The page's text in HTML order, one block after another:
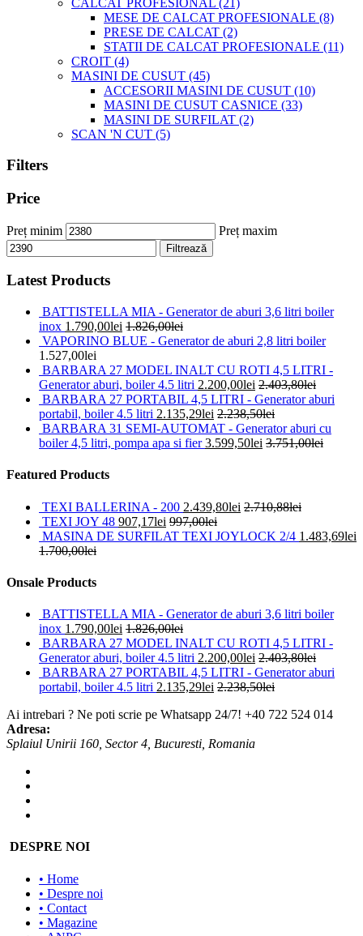
MESE DE CALCAT PROFESIONALE (8)
PRESE DE CALCAT (2)
STATII DE CALCAT PROFESIONALE (11)
CROIT (4)
MASINI DE CUSUT (45)
ACCESORII MASINI DE CUSUT (10)
MASINI DE CUSUT CASNICE (33)
MASINI DE SURFILAT (2)
SCAN 'N CUT (5)
Filters
Price
Preț minim Preț maxim
Filtrează
Latest Products
BATTISTELLA MIA - Generator de aburi 3,6 litri boiler
inox 1.790,00lei 1.826,00lei
VAPORINO BLUE - Generator de aburi 2,8 litri boiler
1.527,00lei
BARBARA 27 MODEL INALT CU ROTI 4,5 LITRI -
Generator aburi, boiler 4.5 litri 2.200,00lei 2.403,80lei
BARBARA 27 PORTABIL 4,5 LITRI - Generator aburi
portabil, boiler 4.5 litri 2.135,29lei 2.238,50lei
BARBARA 31 SEMI-AUTOMAT - Generator aburi cu
boiler 4,5 litri, pompa apa si fier 3.599,50lei 3.751,00lei
Featured Products
TEXI BALLERINA - 200 2.439,80lei 2.710,88lei
TEXI JOY 48 907,17lei 997,00lei
MASINA DE SURFILAT TEXI JOYLOCK 2/4 1.483,69lei
1.700,00lei
Onsale Products
BATTISTELLA MIA - Generator de aburi 3,6 litri boiler
inox 1.790,00lei 1.826,00lei
BARBARA 27 MODEL INALT CU ROTI 4,5 LITRI -
Generator aburi, boiler 4.5 litri 2.200,00lei 2.403,80lei
BARBARA 27 PORTABIL 4,5 LITRI - Generator aburi
portabil, boiler 4.5 litri 2.135,29lei 2.238,50lei
Ai intrebari ? Ne poti scrie pe Whatsapp 24/7! +40 722 524 014
Adresa:
Splaiul Unirii 160, Sector 4, Bucuresti, Romania
DESPRE NOI
• Home
• Despre noi
• Contact
• Magazine